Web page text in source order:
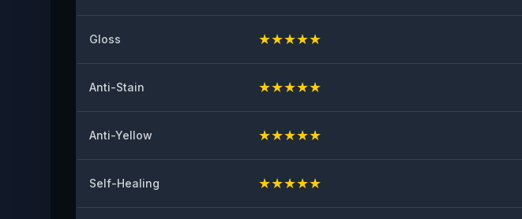
Gloss ★★★★★
Anti-Stain ★★★★★
Anti-Yellow ★★★★★
Self-Healing ★★★★★